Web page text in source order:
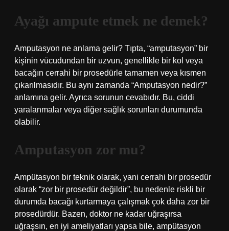
Ayağı ampute etmek ne demek?
Amputasyon ne anlama gelir? Tıpta, “amputasyon” bir
kişinin vücudundan bir uzvun, genellikle bir kol veya
bacağın cerrahi bir prosedürle tamamen veya kısmen
çıkarılmasıdır. Bu aynı zamanda “Amputasyon nedir?”
anlamına gelir. Ayrıca sorunun cevabıdır. Bu, ciddi
yaralanmalar veya diğer sağlık sorunları durumunda
olabilir.
Amputasyon zor mu?
Ampütasyon bir teknik olarak, yani cerrahi bir prosedür
olarak “zor bir prosedür değildir”, bu nedenle riskli bir
durumda bacağı kurtarmaya çalışmak çok daha zor bir
prosedürdür. Bazen, doktor ne kadar uğraşırsa
uğraşsın, en iyi ameliyatları yapsa bile, ampütasyon